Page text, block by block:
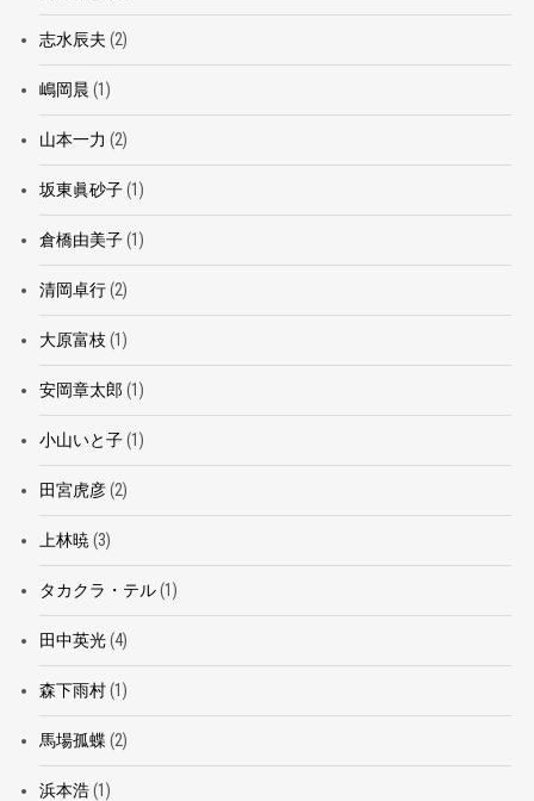
志水辰夫 (2)
嶋岡晨 (1)
山本一力 (2)
坂東眞砂子(1)
倉橋由美子(1)
清岡卓行(2)
大原富枝 (1)
安岡章太郎 (1)
小山いと子(1)
田宮虎彦(2)
上林暁 (3)
タカクラ・テル(1)
田中英光(4)
森下雨村(1)
馬場孤蝶 (2)
浜本浩(1)